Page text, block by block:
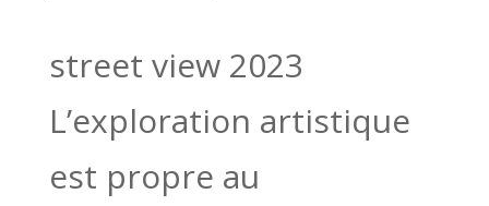
street view 2023
L’exploration artistique
est propre au